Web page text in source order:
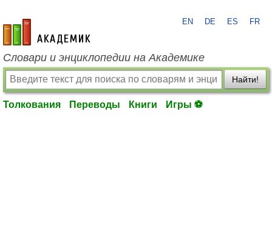
academic.ru
EN DE ES FR
Словари и энциклопедии на Академике
Найти!
Толкования Переводы Книги Игры ⚽